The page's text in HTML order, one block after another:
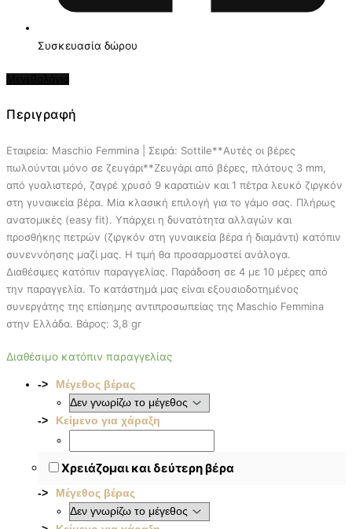
Συσκευασία δώρου
Περιγραφή
Εταιρεία: Maschio Femmina | Σειρά: Sottile**Αυτές οι βέρες
πωλούνται μόνο σε ζευγάρι**Ζευγάρι από βέρες, πλάτους 3 mm,
από γυαλιστερό, ζαγρέ χρυσό 9 καρατιών και 1 πέτρα λευκό ζιργκόν
στη γυναικεία βέρα. Μία κλασική επιλογή για το γάμο σας. Πλήρως
ανατομικές (easy fit). Υπάρχει η δυνατότητα αλλαγών και
προσθήκης πετρών (ζιργκόν στη γυναικεία βέρα ή διαμάντι) κατόπιν
συνεννόησης μαζί μας. Η τιμή θα προσαρμοστεί ανάλογα.
Διαθέσιμες κατόπιν παραγγελίας. Παράδοση σε 4 με 10 μέρες από
την παραγγελία. To κατάστημά μας είναι εξουσιοδοτημένος
συνεργάτης της επίσημης αντιπροσωπείας της Maschio Femmina
στην Ελλάδα. Βάρος: 3,8 gr
Διαθέσιμο κατόπιν παραγγελίας
Μέγεθος βέρας
Κείμενο για χάραξη
Χρειάζομαι και δεύτερη βέρα
Μέγεθος βέρας